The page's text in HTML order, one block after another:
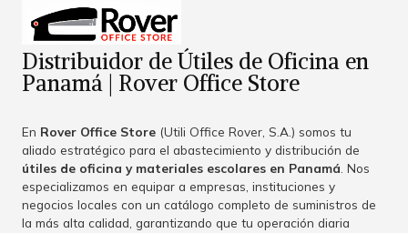
Distribuidor de Útiles de Oficina en
Panamá | Rover Office Store
En Rover Office Store (Utili Office Rover, S.A.) somos tu
aliado estratégico para el abastecimiento y distribución de
útiles de oficina y materiales escolares en Panamá . Nos
especializamos en equipar a empresas, instituciones y
negocios locales con un catálogo completo de suministros de
la más alta calidad, garantizando que tu operación diaria